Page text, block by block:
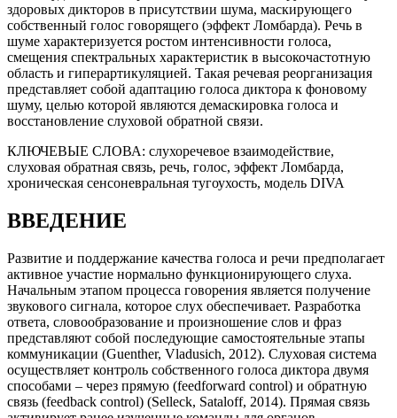
здоровых дикторов в присутствии шума, маскирующего
собственный голос говорящего (эффект Ломбарда). Речь в
шуме характеризуется ростом интенсивности голоса,
смещения спектральных характеристик в высокочастотную
область и гиперартикуляцией. Такая речевая реорганизация
представляет собой адаптацию голоса диктора к фоновому
шуму, целью которой являются демаскировка голоса и
восстановление слуховой обратной связи.
КЛЮЧЕВЫЕ СЛОВА: слухоречевое взаимодействие,
слуховая обратная связь, речь, голос, эффект Ломбарда,
хроническая сенсоневральная тугоухость, модель DIVA
ВВЕДЕНИЕ
Развитие и поддержание качества голоса и речи предполагает
активное участие нормально функционирующего слуха.
Начальным этапом процесса говорения является получение
звукового сигнала, которое слух обеспечивает. Разработка
ответа, словообразование и произношение слов и фраз
представляют собой последующие самостоятельные этапы
коммуникации (Guenther, Vladusich, 2012). Слуховая система
осуществляет контроль собственного голоса диктора двумя
способами – через прямую (feedforward control) и обратную
связь (feedback control) (Selleck, Sataloff, 2014). Прямая связь